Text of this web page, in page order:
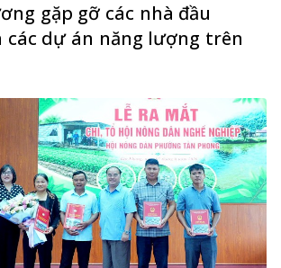
gặp gỡ các nhà đầu
dự án năng lượng trên